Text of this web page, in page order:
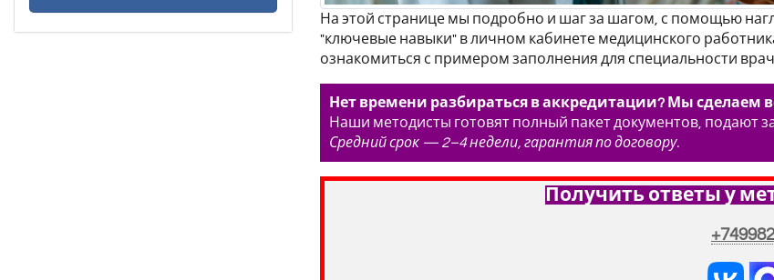
На этой странице мы подробно и шаг за шагом, с помощью
"ключевые навыки" в личном кабинете медицинского
ознакомиться с примером заполнения для специальности
Нет времени разбираться в аккредитации? Мы сделаем
Наши методисты готовят полный пакет документов, подают
Средний срок — 2–4 недели, гарантия по договору.
Получить ответы у